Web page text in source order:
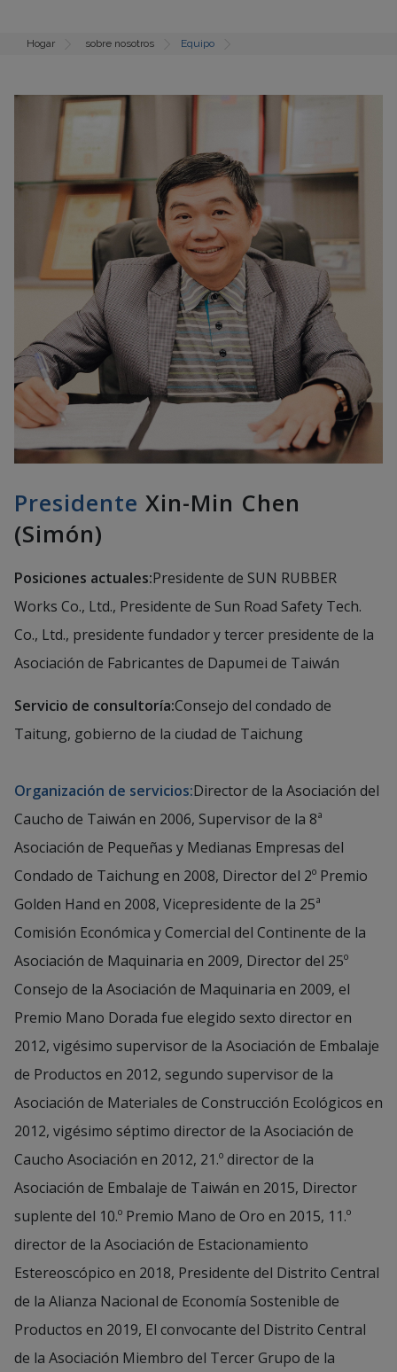
Hogar sobre nosotros Equipo
Presidente Xin-Min Chen
(Simón)
Posiciones actuales:Presidente de SUN RUBBER
Works Co., Ltd., Presidente de Sun Road Safety Tech.
Co., Ltd., presidente fundador y tercer presidente de la
Asociación de Fabricantes de Dapumei de Taiwán
Servicio de consultoría:Consejo del condado de
Taitung, gobierno de la ciudad de Taichung
Organización de servicios:Director de la Asociación del
Caucho de Taiwán en 2006, Supervisor de la 8ª
Asociación de Pequeñas y Medianas Empresas del
Condado de Taichung en 2008, Director del 2º Premio
Golden Hand en 2008, Vicepresidente de la 25ª
Comisión Económica y Comercial del Continente de la
Asociación de Maquinaria en 2009, Director del 25º
Consejo de la Asociación de Maquinaria en 2009, el
Premio Mano Dorada fue elegido sexto director en
2012, vigésimo supervisor de la Asociación de Embalaje
de Productos en 2012, segundo supervisor de la
Asociación de Materiales de Construcción Ecológicos en
2012, vigésimo séptimo director de la Asociación de
Caucho Asociación en 2012, 21.º director de la
Asociación de Embalaje de Taiwán en 2015, Director
suplente del 10.º Premio Mano de Oro en 2015, 11.º
director de la Asociación de Estacionamiento
Estereoscópico en 2018, Presidente del Distrito Central
de la Alianza Nacional de Economía Sostenible de
Productos en 2019, El convocante del Distrito Central
de la Asociación Miembro del Tercer Grupo de la